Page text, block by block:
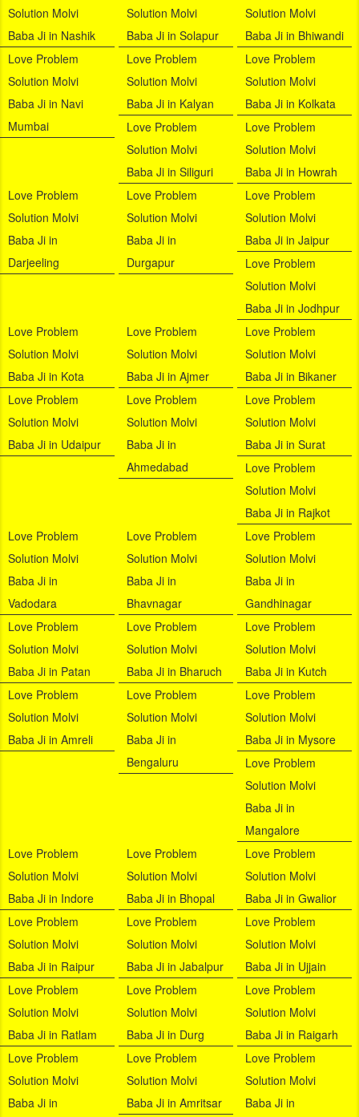
Solution Molvi
Baba Ji in Nashik
Solution Molvi
Baba Ji in Solapur
Solution Molvi
Baba Ji in Bhiwandi
Love Problem
Solution Molvi
Baba Ji in Navi
Mumbai
Love Problem
Solution Molvi
Baba Ji in Kalyan
Love Problem
Solution Molvi
Baba Ji in Kolkata
Love Problem
Solution Molvi
Baba Ji in Siliguri
Love Problem
Solution Molvi
Baba Ji in Howrah
Love Problem
Solution Molvi
Baba Ji in
Darjeeling
Love Problem
Solution Molvi
Baba Ji in
Durgapur
Love Problem
Solution Molvi
Baba Ji in Jaipur
Love Problem
Solution Molvi
Baba Ji in Jodhpur
Love Problem
Solution Molvi
Baba Ji in Kota
Love Problem
Solution Molvi
Baba Ji in Ajmer
Love Problem
Solution Molvi
Baba Ji in Bikaner
Love Problem
Solution Molvi
Baba Ji in Udaipur
Love Problem
Solution Molvi
Baba Ji in
Ahmedabad
Love Problem
Solution Molvi
Baba Ji in Surat
Love Problem
Solution Molvi
Baba Ji in Rajkot
Love Problem
Solution Molvi
Baba Ji in
Vadodara
Love Problem
Solution Molvi
Baba Ji in
Bhavnagar
Love Problem
Solution Molvi
Baba Ji in
Gandhinagar
Love Problem
Solution Molvi
Baba Ji in Patan
Love Problem
Solution Molvi
Baba Ji in Bharuch
Love Problem
Solution Molvi
Baba Ji in Kutch
Love Problem
Solution Molvi
Baba Ji in Amreli
Love Problem
Solution Molvi
Baba Ji in
Bengaluru
Love Problem
Solution Molvi
Baba Ji in Mysore
Love Problem
Solution Molvi
Baba Ji in
Mangalore
Love Problem
Solution Molvi
Baba Ji in Indore
Love Problem
Solution Molvi
Baba Ji in Bhopal
Love Problem
Solution Molvi
Baba Ji in Gwalior
Love Problem
Solution Molvi
Baba Ji in Raipur
Love Problem
Solution Molvi
Baba Ji in Jabalpur
Love Problem
Solution Molvi
Baba Ji in Ujjain
Love Problem
Solution Molvi
Baba Ji in Ratlam
Love Problem
Solution Molvi
Baba Ji in Durg
Love Problem
Solution Molvi
Baba Ji in Raigarh
Love Problem
Solution Molvi
Baba Ji in
Love Problem
Solution Molvi
Baba Ji in Amritsar
Love Problem
Solution Molvi
Baba Ji in